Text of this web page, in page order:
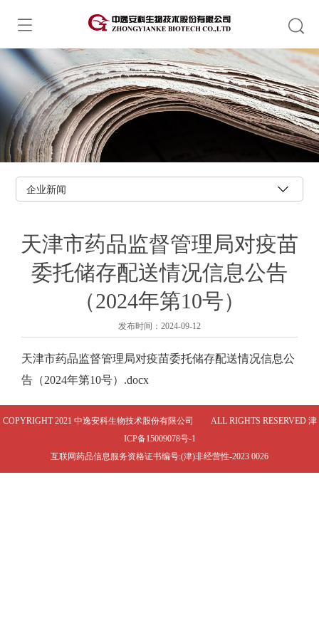
企业新闻
天津市药品监督管理局对疫苗
委托储存配送情况信息公告
（2024年第10号）
发布时间：2024-09-12
天津市药品监督管理局对疫苗委托储存配送情况信息公
告（2024年第10号）.docx
COPYRIGHT 2021 中逸安科生物技术股份有限公司 ALL RIGHTS RESERVED 津
ICP备15009078号-1
互联网药品信息服务资格证书编号:(津)非经营性-2023 0026